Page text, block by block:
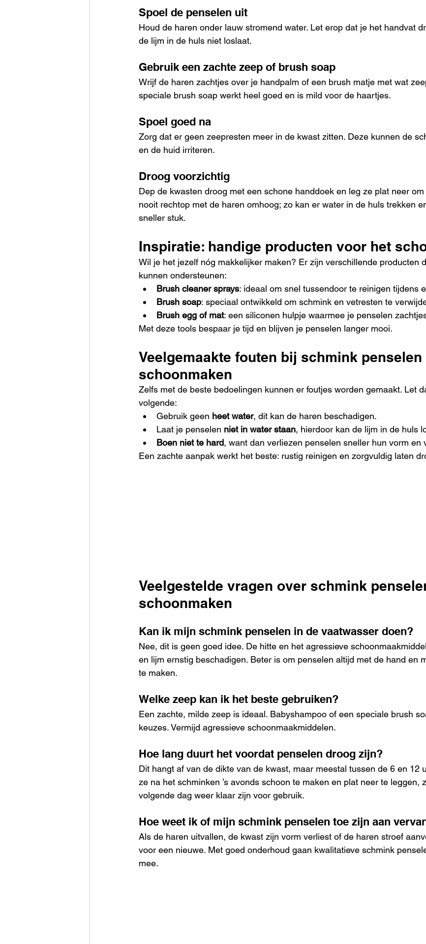
Spoel de penselen uit
Houd de haren onder lauw stromend water. Let erop dat je het handvat
de lijm in de huls niet loslaat.
Gebruik een zachte zeep of brush soap
Wrijf de haren zachtjes over je handpalm of een brush matje met wat
speciale brush soap werkt heel goed en is mild voor de haartjes.
Spoel goed na
Zorg dat er geen zeepresten meer in de kwast zitten. Deze kunnen de
en de huid irriteren.
Droog voorzichtig
Dep de kwasten droog met een schone handdoek en leg ze plat neer
nooit rechtop met de haren omhoog; zo kan er water in de huls trekken
sneller stuk.
Inspiratie: handige producten voor het
Wil je het jezelf nóg makkelijker maken? Er zijn verschillende producten
kunnen ondersteunen:
Brush cleaner sprays: ideaal om snel tussendoor te reinigen tijdens
Brush soap: speciaal ontwikkeld om schmink en vetresten te
Brush egg of mat: een siliconen hulpje waarmee je penselen
Met deze tools bespaar je tijd en blijven je penselen langer mooi.
Veelgemaakte fouten bij schmink penselen
schoonmaken
Zelfs met de beste bedoelingen kunnen er foutjes worden gemaakt. Let
volgende:
Gebruik geen heet water, dit kan de haren beschadigen.
Laat je penselen niet in water staan, hierdoor kan de lijm in de huls
Boen niet te hard, want dan verliezen penselen sneller hun vorm en
Een zachte aanpak werkt het beste: rustig reinigen en zorgvuldig laten
Veelgestelde vragen over schmink
schoonmaken
Kan ik mijn schmink penselen in de vaatwasser doen?
Nee, dit is geen goed idee. De hitte en het agressieve
en lijm ernstig beschadigen. Beter is om penselen altijd met de hand en
te maken.
Welke zeep kan ik het beste gebruiken?
Een zachte, milde zeep is ideaal. Babyshampoo of een speciale brush
keuzes. Vermijd agressieve schoonmaakmiddelen.
Hoe lang duurt het voordat penselen droog zijn?
Dit hangt af van de dikte van de kwast, maar meestal tussen de 6 en 12
ze na het schminken ’s avonds schoon te maken en plat neer te leggen,
volgende dag weer klaar zijn voor gebruik.
Hoe weet ik of mijn schmink penselen toe zijn aan
Als de haren uitvallen, de kwast zijn vorm verliest of de haren stroef
voor een nieuwe. Met goed onderhoud gaan kwalitatieve schmink
mee.